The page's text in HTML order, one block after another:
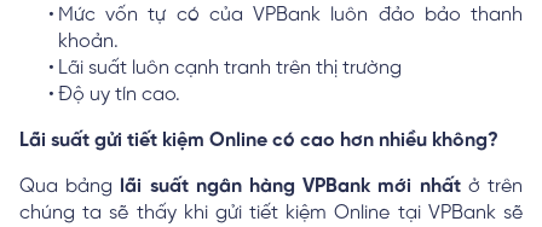
Mức vốn tự có của VPBank luôn đảo bảo thanh
khoản.
Lãi suất luôn cạnh tranh trên thị trường
Độ uy tín cao.
Lãi suất gửi tiết kiệm Online có cao hơn nhiều không?
Qua bảng lãi suất ngân hàng VPBank mới nhấtở trên
chúng ta sẽ thấy khi gửi tiết kiệm Online tại VPBank sẽ